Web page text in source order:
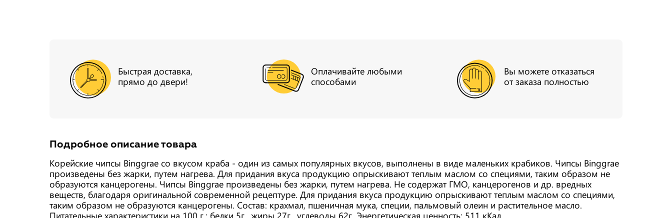
Быстрая доставка,
прямо до двери!
Оплачивайте любыми
способами
Вы можете отказаться
от заказа полностью
Подробное описание товара
Корейские чипсы Binggrae со вкусом краба - один из самых популярных вкусов, выполнены в виде маленьких крабиков. Чипсы Binggrae
произведены без жарки, путем нагрева. Для придания вкуса продукцию опрыскивают теплым маслом со специями, таким образом не
образуются канцерогены. Чипсы Binggrae произведены без жарки, путем нагрева. Не содержат ГМО, канцерогенов и др. вредных
веществ, благодаря оригинальной современной рецептуре. Для придания вкуса продукцию опрыскивают теплым маслом со специями,
таким образом не образуются канцерогены. Состав: крахмал, пшеничная мука, специи, пальмовый олеин и растительное масло.
Питательные характеристики на 100 г.: белки 5г., жиры 27г., углеводы 62г. Энергетическая ценность: 511 кКал